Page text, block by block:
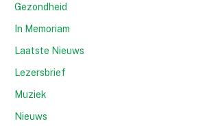
Gezondheid
In Memoriam
Laatste Nieuws
Lezersbrief
Muziek
Nieuws